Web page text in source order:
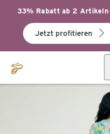
33% Rabatt ab 2 Artikeln
Jetzt profitieren